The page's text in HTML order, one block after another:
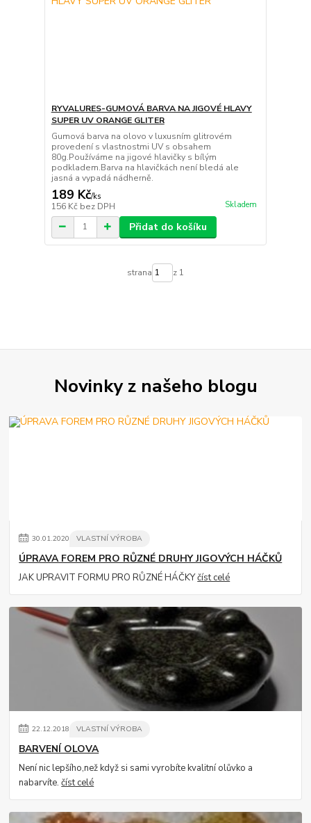
RYVALURES-GUMOVÁ BARVA NA JIGOVÉ HLAVY
SUPER UV ORANGE GLITER
Gumová barva na olovo v luxusním glitrovém
provedení s vlastnostmi UV s obsahem
80g.Používáme na jigové hlavičky s bílým
podkladem.Barva na hlavičkách není bledá ale
jasná a vypadá nádherně.
189 Kč/ks
156 Kč bez DPH Skladem
Přidat do košíku
strana z 1
Novinky z našeho blogu
30.01.2020 VLASTNÍ VÝROBA
ÚPRAVA FOREM PRO RŮZNÉ DRUHY JIGOVÝCH HÁČKŮ
JAK UPRAVIT FORMU PRO RŮZNÉ HÁČKYčíst celé
22.12.2018 VLASTNÍ VÝROBA
BARVENÍ OLOVA
Není nic lepšího,než když si sami vyrobíte kvalitní olůvko a
nabarvíte.číst celé